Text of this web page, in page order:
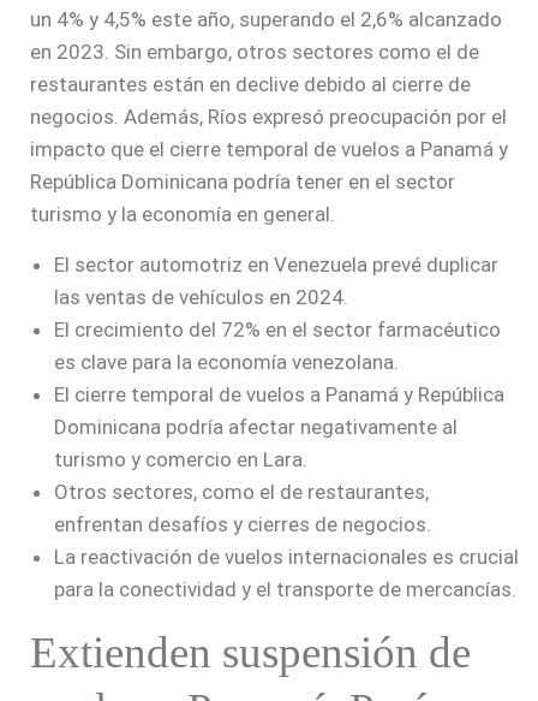
un 4% y 4,5% este año, superando el 2,6% alcanzado
en 2023. Sin embargo, otros sectores como el de
restaurantes están en declive debido al cierre de
negocios. Además, Ríos expresó preocupación por el
impacto que el cierre temporal de vuelos a Panamá y
República Dominicana podría tener en el sector
turismo y la economía en general.
El sector automotriz en Venezuela prevé duplicar
las ventas de vehículos en 2024.
El crecimiento del 72% en el sector farmacéutico
es clave para la economía venezolana.
El cierre temporal de vuelos a Panamá y República
Dominicana podría afectar negativamente al
turismo y comercio en Lara.
Otros sectores, como el de restaurantes,
enfrentan desafíos y cierres de negocios.
La reactivación de vuelos internacionales es crucial
para la conectividad y el transporte de mercancías.
Extienden suspensión de